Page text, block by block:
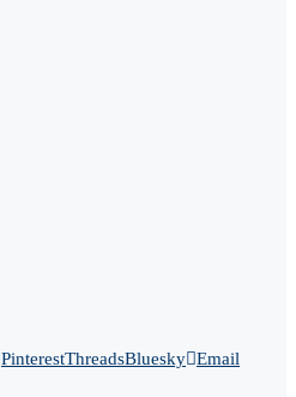
PinterestThreadsBluesky Email